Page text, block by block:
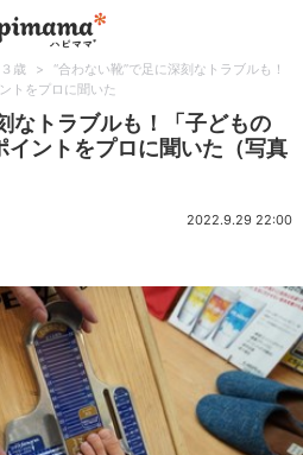
歳 >
“合わない靴”で足に深刻なトラブルも！
トをプロに聞いた
なトラブルも！「子どもの
ントをプロに聞いた（写真
2022.9.29 22:00